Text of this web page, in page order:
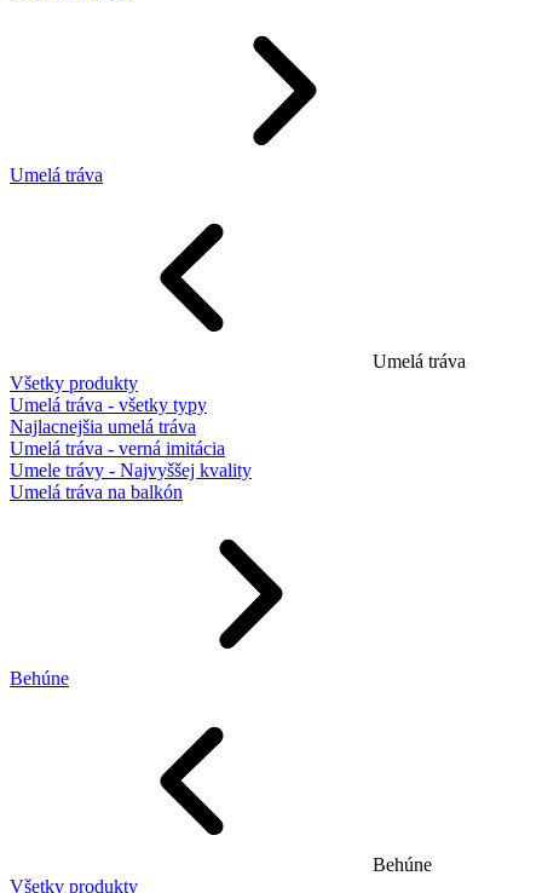
Umelá tráva
Umelá tráva
Všetky produkty
Umelá tráva - všetky typy
Najlacnejšia umelá tráva
Umelá tráva - verná imitácia
Umele trávy - Najvyššej kvality
Umelá tráva na balkón
Behúne
Behúne
Všetky produkty